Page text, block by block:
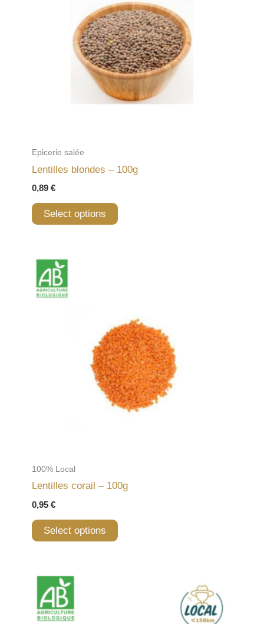
Epicerie salée
Lentilles blondes – 100g
0,89 €
Select options
100% Local
Lentilles corail – 100g
0,95 €
Select options